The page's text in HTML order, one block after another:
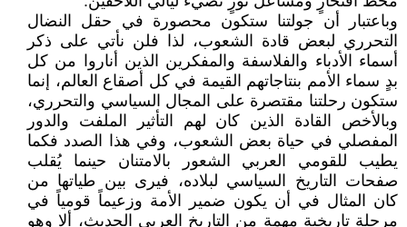
وباعتبار أن جولتنا ستكون محصورة في حقل النضال
التحرري لبعض قادة الشعوب، لذا فلن نأتي على ذكر
أسماء الأدباء والفلاسفة والمفكرين الذين أناروا من كل
بدٍ سماء الأمم بنتاجاتهم القيمة في كل أصقاع العالم، إنما
ستكون رحلتنا مقتصرة على المجال السياسي والتحرري،
وبالأخص القادة الذين كان لهم التأثير الملفت والدور
المفصلي في حياة بعض الشعوب، وفي هذا الصدد فكما
يطيب للقومي العربي الشعور بالامتنان حينما يُقلب
صفحات التاريخ السياسي لبلاده، فيرى بين طياتها من
كان المثال في أن يكون ضمير الأمة وزعيماً قومياً في
مرحلةٍ تاريخية مهمة من التاريخ العربي الحديث، ألا وهو